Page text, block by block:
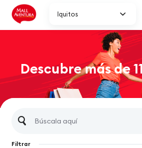
Iquitos
Descubre más de
Filtrar